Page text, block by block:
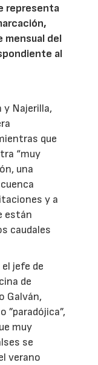
representa
mensual del
al
y Najerilla,
que
“muy
una
y a
están
caudales
jefe de
de
Galván,
”paradójica”,
muy
se
verano